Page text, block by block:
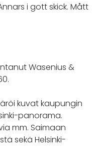
i gott skick. Mått
Wasenius &
kuvat kaupungin
panorama.
mm. Saimaan
sekä Helsinki-